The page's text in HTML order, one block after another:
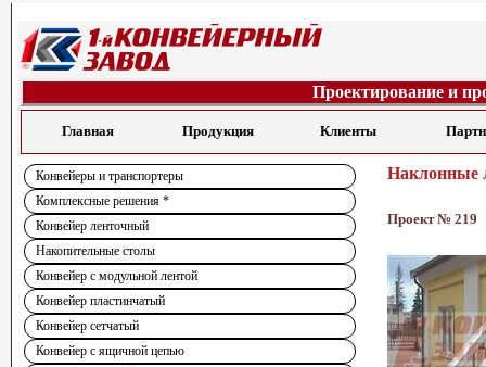
Проектирование и
Главная Продукция Клиенты
Конвейеры и транспортеры
Комплексные решения *
Конвейер ленточный
Накопительные столы
Конвейер с модульной лентой
Конвейер пластинчатый
Конвейер сетчатый
Конвейер с ящичной цепью
Наклонные
Проект № 219